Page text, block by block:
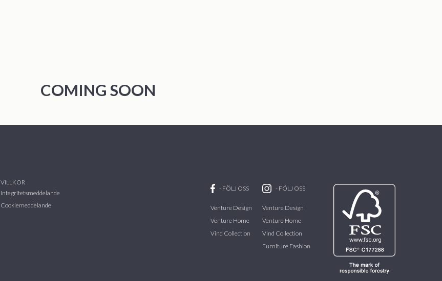
COMING SOON
VILLKOR
Integritetsmeddelande
Cookiemeddelande
- FÖLJ OSS
Venture Design
Venture Home
Vind Collection
- FÖLJ OSS
Venture Design
Venture Home
Vind Collection
Furniture Fashion